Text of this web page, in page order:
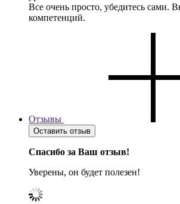
Все очень просто, убедитесь сами.
компетенций.
Отзывы
Оставить отзыв
Спасибо за Ваш отзыв!
Уверены, он будет полезен!